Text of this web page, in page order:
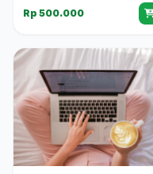
Rp 500.000